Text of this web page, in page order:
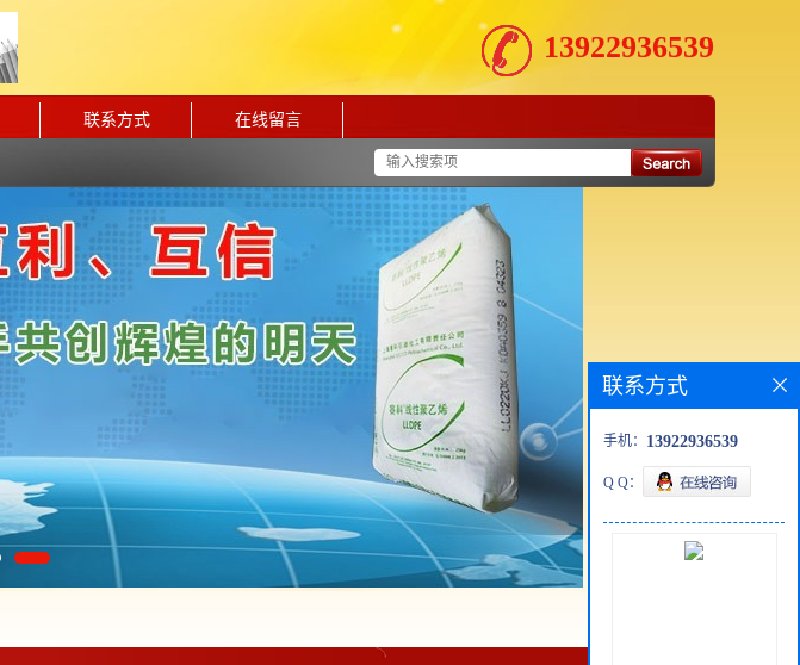
13922936539
联系方式 在线留言
联系方式
手机： 13922936539
Q Q：